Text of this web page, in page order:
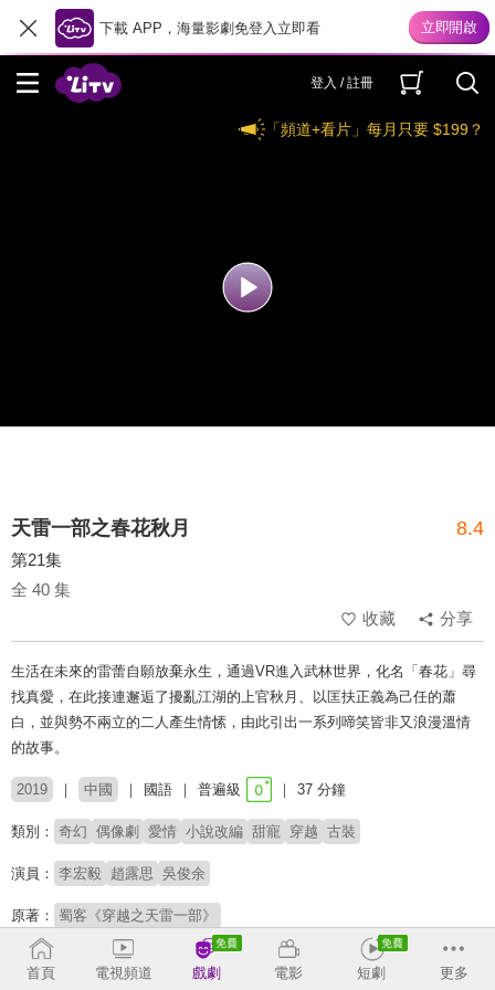
下載 APP，海量影劇免登入立即看
登入 / 註冊
「頻道+看片」每月只要 $199？
天雷一部之春花秋月 8.4
第21集
全 40 集
收藏
分享
生活在未來的雷蕾自願放棄永生，通過VR進入武林世界，化名「春花」尋
找真愛，在此接連邂逅了擾亂江湖的上官秋月、以匡扶正義為己任的蕭
白，並與勢不兩立的二人產生情愫，由此引出一系列啼笑皆非又浪漫溫情
的故事。
2019 中國 國語 普遍級 37 分鐘
類別： 奇幻 偶像劇 愛情 小說改編 甜寵 穿越 古裝
演員： 李宏毅 趙露思 吳俊余
原著： 蜀客《穿越之天雷一部》
首頁 電視頻道 戲劇 電影 短劇 更多